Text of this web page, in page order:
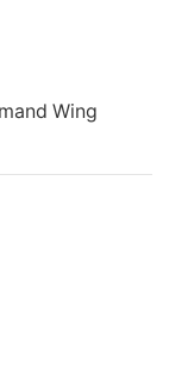
Wing